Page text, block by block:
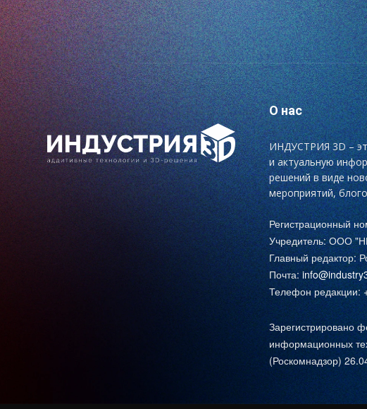
О нас
ИНДУСТРИЯ 3D –
и актуальную
решений в виде
мероприятий,
Регистрационный
Учредитель: ООО
Главный редактор:
Почта:
Телефон редакции:
Зарегистрировано
информационных
(Роскомнадзор)